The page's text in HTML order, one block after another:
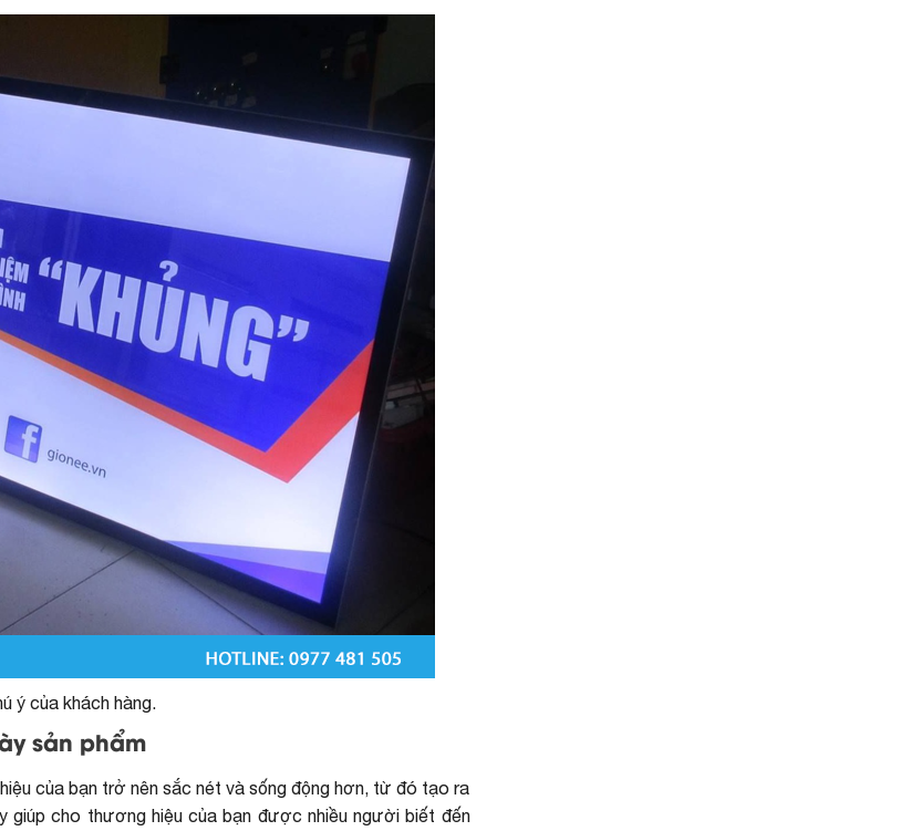
ý của khách hàng.
sản phẩm
của bạn trở nên sắc nét và sống động hơn, từ đó tạo ra
cho thương hiệu của bạn được nhiều người biết đến